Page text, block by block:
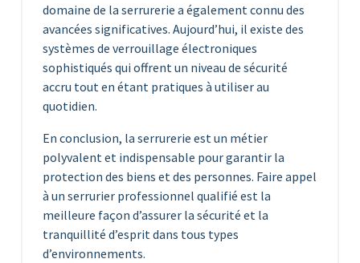
domaine de la serrurerie a également connu des
avancées significatives. Aujourd’hui, il existe des
systèmes de verrouillage électroniques
sophistiqués qui offrent un niveau de sécurité
accru tout en étant pratiques à utiliser au
quotidien.
En conclusion, la serrurerie est un métier
polyvalent et indispensable pour garantir la
protection des biens et des personnes. Faire appel
à un serrurier professionnel qualifié est la
meilleure façon d’assurer la sécurité et la
tranquillité d’esprit dans tous types
d’environnements.